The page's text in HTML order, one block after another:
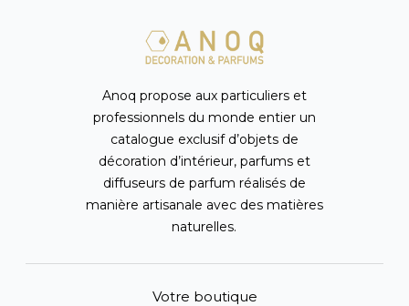
Anoq propose aux particuliers et
professionnels du monde entier un
catalogue exclusif d’objets de
décoration d’intérieur, parfums et
diffuseurs de parfum réalisés de
manière artisanale avec des matières
naturelles.
Votre boutique